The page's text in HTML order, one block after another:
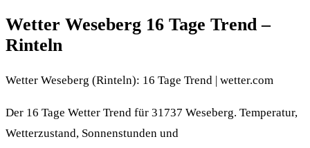
Wetter Weseberg 16 Tage Trend –
Rinteln
Wetter Weseberg (Rinteln): 16 Tage Trend | wetter.com
Der 16 Tage Wetter Trend für 31737 Weseberg. Temperatur,
Wetterzustand, Sonnenstunden und